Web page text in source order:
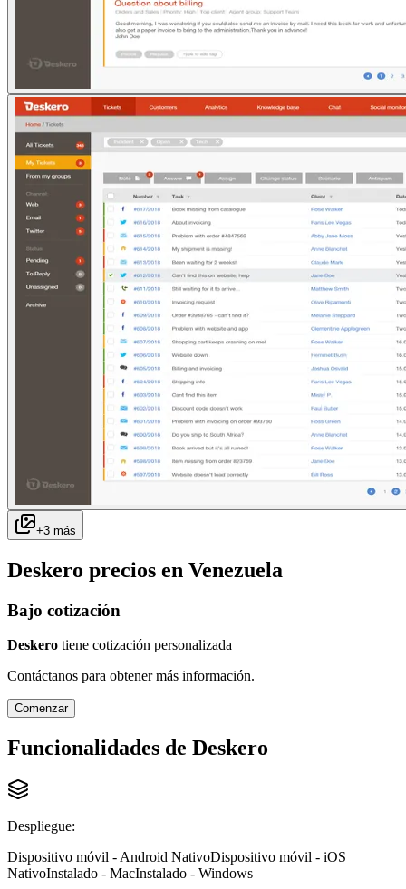
+3 más
Deskero precios en Venezuela
Bajo cotización
Deskero tiene cotización personalizada
Contáctanos para obtener más información.
Comenzar
Funcionalidades de Deskero
Despliegue:
Dispositivo móvil - Android NativoDispositivo móvil - iOS
NativoInstalado - MacInstalado - Windows